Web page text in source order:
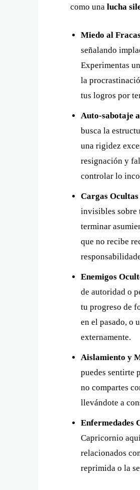
como una lucha
Miedo al
señalando
Experimentas
la
tus logros por
Auto-sabotaje
busca la
una rigidez
resignación y
controlar lo
Cargas Ocultas
invisibles sobre
terminar
que no recibe
Enemigos
de autoridad o
tu progreso de
en el pasado, o
externamente.
Aislamiento y
puedes sentirte
no compartes
llevándote a
Enfermedades
Capricornio
relacionados
reprimida o la